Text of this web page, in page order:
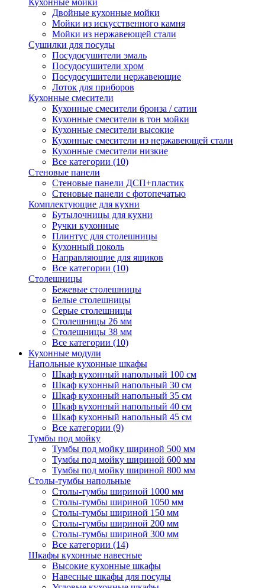
Кухонные мойки
Двойные кухонные мойки
Мойки из искусственного камня
Мойки из нержавеющей стали
Сушилки для посуды
Посудосушители эмаль
Посудосушители хром
Посудосушители нержавеющие
Лоток для приборов
Кухонные смесители
Кухонные смесители бронза / сатин
Кухонные смесители в тон мойки
Кухонные смесители высокие
Кухонные смесители из нержавеющей стали
Кухонные смесители низкие
Все категории (10)
Стеновые панели
Стеновые панели ДСП+пластик
Стеновые панели с фотопечатью
Комплектующие для кухни
Бутылочницы для кухни
Ручки кухонные
Плинтус для столешницы
Кухонный цоколь
Направляющие для ящиков
Все категории (10)
Столешницы
Бежевые столешницы
Белые столешницы
Серые столешницы
Столешницы 26 мм
Столешницы 38 мм
Все категории (10)
Кухонные модули
Напольные кухонные шкафы
Шкаф кухонный напольный 100 см
Шкаф кухонный напольный 30 см
Шкаф кухонный напольный 35 см
Шкаф кухонный напольный 40 см
Шкаф кухонный напольный 45 см
Все категории (9)
Тумбы под мойку
Тумбы под мойку шириной 500 мм
Тумбы под мойку шириной 600 мм
Тумбы под мойку шириной 800 мм
Столы-тумбы напольные
Столы-тумбы шириной 1000 мм
Столы-тумбы шириной 1050 мм
Столы-тумбы шириной 150 мм
Столы-тумбы шириной 200 мм
Столы-тумбы шириной 300 мм
Все категории (14)
Шкафы кухонные навесные
Высокие кухонные шкафы
Навесные шкафы для посуды